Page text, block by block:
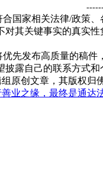
国家相关法律/政策、
其关键事实的真实
先发布高质量的稿
露自己的联系方式
原创文章，其版权
业之缘，最终是通达